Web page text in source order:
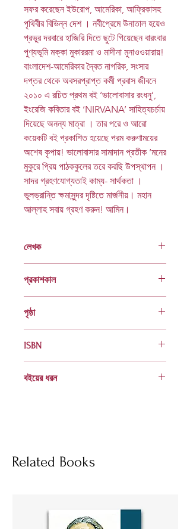
সফর করেছেন ইউরোপ, আমেরিকা, আফ্রিকাসহ
পৃথিবীর বিভিন্ন দেশ । নবীপ্রেমে উনাতাল হয়েও
প্রভুর দরবারে হাজিরি দিতে ছুটে গিয়েছেন বারংবার
পুণ্যভূমি মক্কা মুকাররমা ও মাদীনা মুনাওওয়ারায়!
বাংলাদেশ-আমেরিকার দ্বৈত নাগরিক, সংসার
দপ্তর থেকে অবসরপ্রাপ্ত কর্মী প্রবাস জীবনে
২০১০ এ রচিত প্রথম বই ‘ভালোবাসার রংধনু’,
ইংরেজি কবিতার বই ‘NIRVANA’ সাহিত্যচর্চায়
দিয়েছে অনন্য মাত্রা । তার পরে ও আরো
কয়েকটি বই প্রকাশিত হয়েছে পরম করুণাময়ের
অশেষ কৃপায়! ভালোবাসার সামাদান প্রতীক ‘মনের
মুকুরে প্রিয় পাঠককুলের তরে করছি উপস্থাপন ।
সাদর গ্রহণযোগ্যতাই কাম্য- সার্থকতা ।
ভুলভ্রান্তি ক্ষমাসুন্দর দৃষ্টিতে মার্জনীয়। মহান
আল্লাহ সবায় গ্রহণ করুন! আমিন।
লেখক
প্রকাশকাল
পৃষ্ঠা
ISBN
বইয়ের ধরন
Related Books